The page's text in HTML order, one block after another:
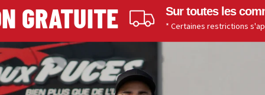
Sur toutes les
* Certaines restrictions